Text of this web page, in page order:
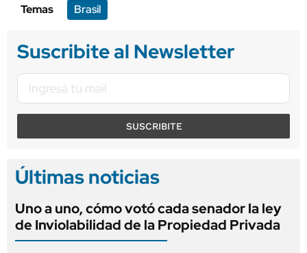
Temas
Brasil
Suscribite al Newsletter
SUSCRIBITE
Últimas noticias
Uno a uno, cómo votó cada senador la ley
de Inviolabilidad de la Propiedad Privada